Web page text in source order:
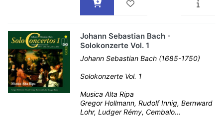
Johann Sebastian Bach -
Solokonzerte Vol. 1
Johann Sebastian Bach (1685-1750)
Solokonzerte Vol. 1
Musica Alta Ripa
Gregor Hollmann, Rudolf Innig, Bernward
Lohr, Ludger Rémy, Cembalo...